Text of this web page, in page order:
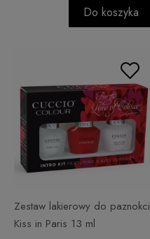
Do koszyka
Zestaw lakierowy do paznokci
Kiss in Paris 13 ml